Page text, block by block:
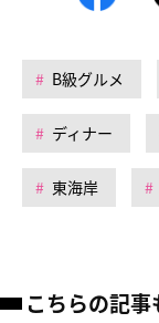
B級グルメ
ディナー
東海岸
こちらの記